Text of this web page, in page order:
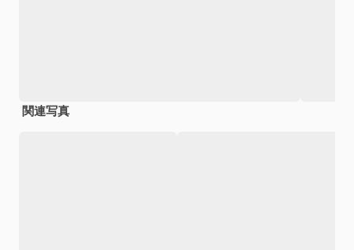
関連写真